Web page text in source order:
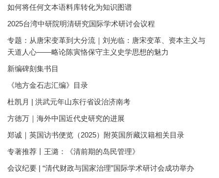
如何将任何文本语料库转化为知识图谱
2025台湾中研院明清研究国际学术研讨会议程
专题：从唐宋变革到大分流｜刘光临：唐宋变革、资本主义与
天道人心——略论陈寅恪保守主义史学思想的魅力
新编碑刻集书目
《地方金石志汇编》目录
杜凯月 | 洪武元年山东行省设治济南考
方徳万｜海外中国近代史研究的进展
郑诚｜英国访书便览（2025）附英国所藏汉籍相关目录
专著推荐丨王潞：《清前期的岛民管理》
会议纪要 | “清代财政与国家治理”国际学术研讨会成功举办